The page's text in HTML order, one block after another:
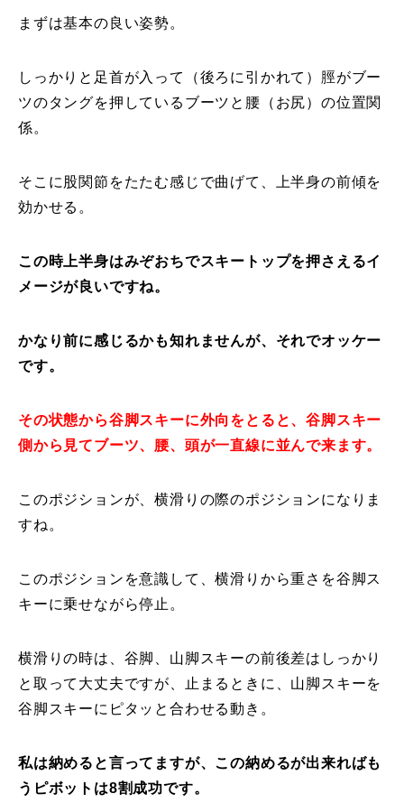
よくある質問
レッスン周辺に関して
動画で学ぶ Movie
レッスン動画一覧
無料プレゼント動画
プレゼント Present
常時メルマガ
特定商取引法に基づく表記 プライバシーポリシー
まずは基本の良い姿勢。
しっかりと足首が入って（後ろに引かれて）脛がブー
ツのタングを押しているブーツと腰（お尻）の位置関
係。
そこに股関節をたたむ感じで曲げて、上半身の前傾を
効かせる。
この時上半身はみぞおちでスキートップを押さえるイ
メージが良いですね。
かなり前に感じるかも知れませんが、それでオッケー
です。
その状態から谷脚スキーに外向をとると、谷脚スキー
側から見てブーツ、腰、頭が一直線に並んで来ます。
このポジションが、横滑りの際のポジションになりま
すね。
このポジションを意識して、横滑りから重さを谷脚ス
キーに乗せながら停止。
横滑りの時は、谷脚、山脚スキーの前後差はしっかり
と取って大丈夫ですが、止まるときに、山脚スキーを
谷脚スキーにピタッと合わせる動き。
私は納めると言ってますが、この納めるが出来ればも
うピボットは8割成功です。